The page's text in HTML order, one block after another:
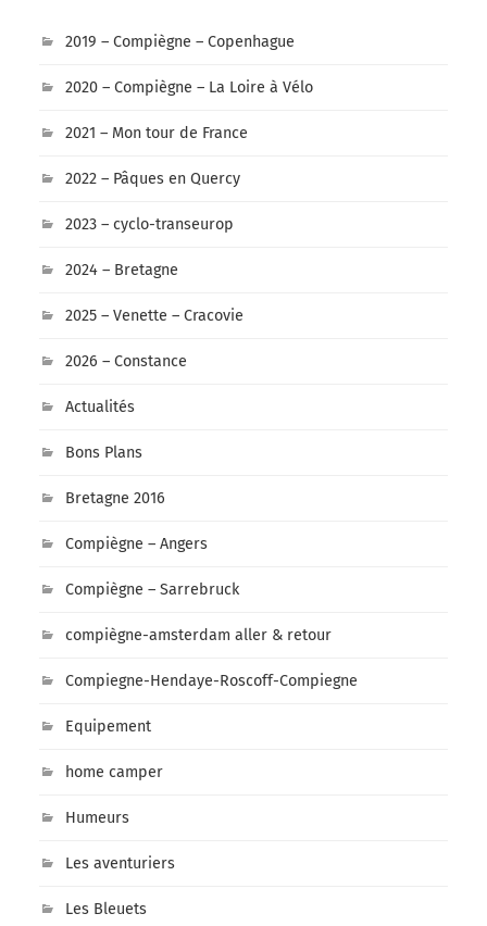
2019 – Compiègne – Copenhague
2020 – Compiègne – La Loire à Vélo
2021 – Mon tour de France
2022 – Pâques en Quercy
2023 – cyclo-transeurop
2024 – Bretagne
2025 – Venette – Cracovie
2026 – Constance
Actualités
Bons Plans
Bretagne 2016
Compiègne – Angers
Compiègne – Sarrebruck
compiègne-amsterdam aller & retour
Compiegne-Hendaye-Roscoff-Compiegne
Equipement
home camper
Humeurs
Les aventuriers
Les Bleuets